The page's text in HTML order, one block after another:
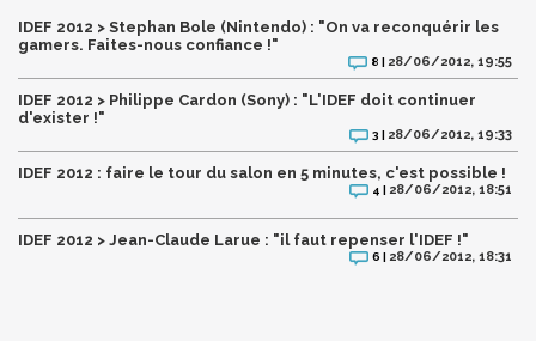
IDEF 2012 > Stephan Bole (Nintendo) : "On va reconquérir les
gamers. Faites-nous confiance !"
8 | 28/06/2012, 19:55
IDEF 2012 > Philippe Cardon (Sony) : "L'IDEF doit continuer
d'exister !"
3 | 28/06/2012, 19:33
IDEF 2012 : faire le tour du salon en 5 minutes, c'est possible !
4 | 28/06/2012, 18:51
IDEF 2012 > Jean-Claude Larue : "il faut repenser l'IDEF !"
6 | 28/06/2012, 18:31